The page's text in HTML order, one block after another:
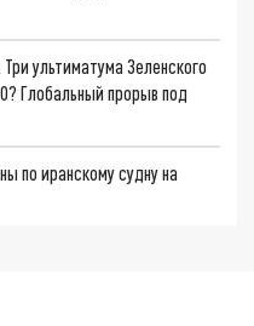
ультиматума Зеленского
Глобальный прорыв под
по иранскому судну на